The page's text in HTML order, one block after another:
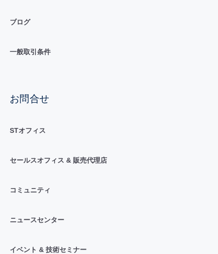
ブログ
一般取引条件
お問合せ
STオフィス
セールスオフィス & 販売代理店
コミュニティ
ニュースセンター
イベント & 技術セミナー